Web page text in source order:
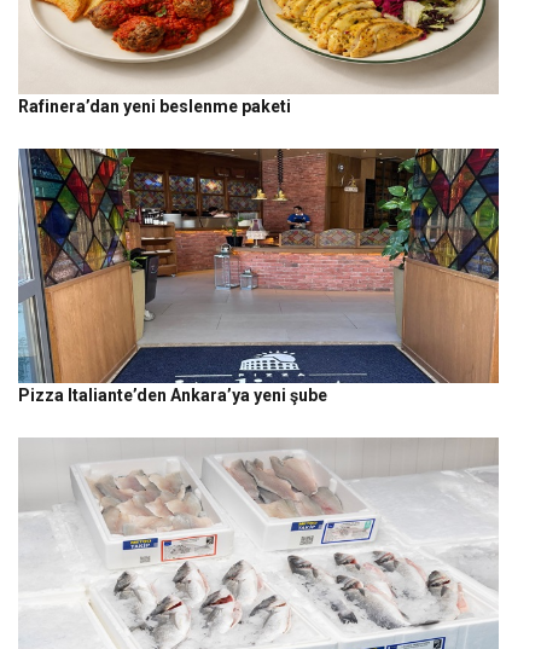
Rafinera’dan yeni beslenme paketi
Pizza Italiante’den Ankara’ya yeni şube